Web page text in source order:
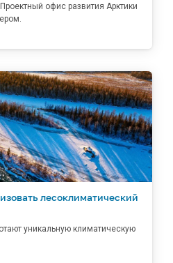
офис развития Арктики
лесоклиматический
уникальную климатическую